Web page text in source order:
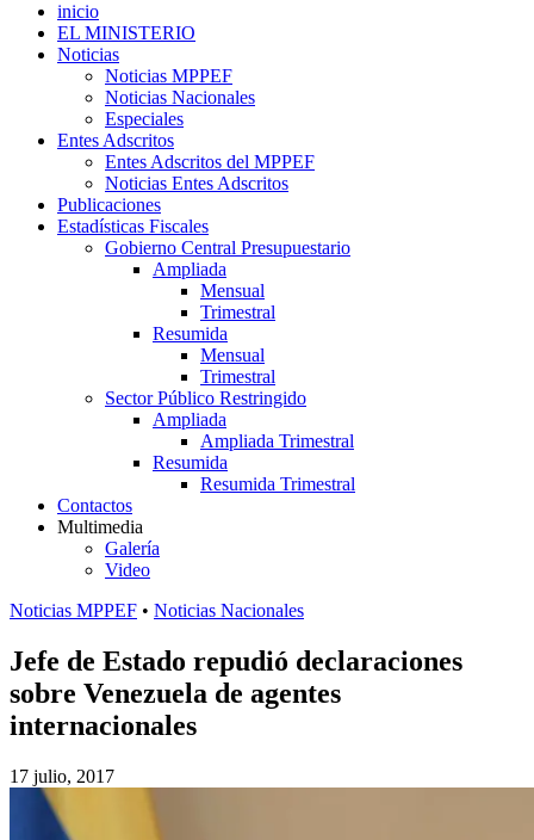
inicio
EL MINISTERIO
Noticias
Noticias MPPEF
Noticias Nacionales
Especiales
Entes Adscritos
Entes Adscritos del MPPEF
Noticias Entes Adscritos
Publicaciones
Estadísticas Fiscales
Gobierno Central Presupuestario
Ampliada
Mensual
Trimestral
Resumida
Mensual
Trimestral
Sector Público Restringido
Ampliada
Ampliada Trimestral
Resumida
Resumida Trimestral
Contactos
Multimedia
Galería
Video
Noticias MPPEF • Noticias Nacionales
Jefe de Estado repudió declaraciones
sobre Venezuela de agentes
internacionales
17 julio, 2017